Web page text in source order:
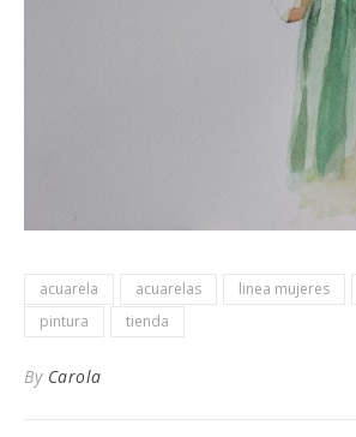
acuarela acuarelas linea mujeres
pintura
tienda
By Carola